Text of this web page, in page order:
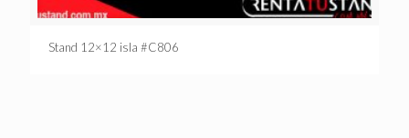
Stand 12×12 isla #C806